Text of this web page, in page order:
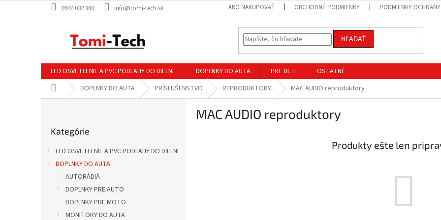
na
0944 032 860 info@tomi-tech.sk AKO NAKUPOVAŤ OBCHODNÉ PODMIENKY PODMIENKY OCHRANY
HĽADAŤ
LED OSVETLENIE A PVC PODLAHY DO DIELNE DOPLNKY DO AUTA PRE DETI
OSTATNÉ
DomovDOPLNKY DO AUTA PRÍSLUŠENSTVO REPRODUKTORY MAC AUDIO reproduktory
kategórie
Kategórie
LED OSVETLENIE A PVC PODLAHY DO DIELNE
DOPLNKY DO AUTA
AUTORÁDIÁ
DOPLNKY PRE AUTO
DOPLNKY PRE MOTO
MONITORY DO AUTA
MAC AUDIO reproduktory
Produkty ešte len